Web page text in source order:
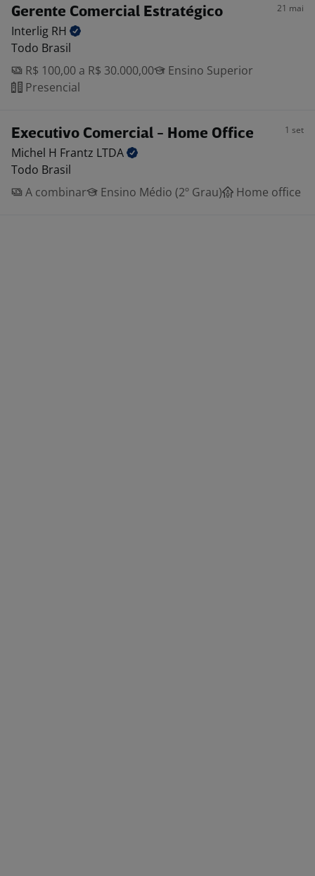
Gerente Comercial Estratégico 21 mai
Interlig RH
Todo Brasil
R$ 100,00 a R$ 30.000,00
Ensino Superior
Presencial
Executivo Comercial - Home Office 1 set
Michel H Frantz LTDA
Todo Brasil
A combinar
Ensino Médio (2º Grau) Home office